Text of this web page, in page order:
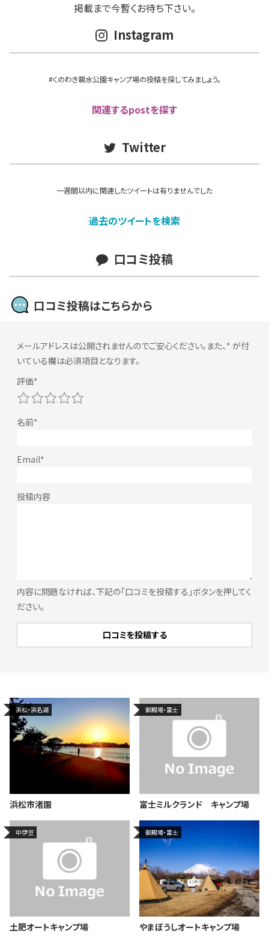
掲載まで今暫くお待ち下さい。
Instagram
#くのわき親水公園キャンプ場の投稿を探してみましょう。
関連するpostを探す
Twitter
一週間以内に関連したツイートは有りませんでした
過去のツイートを検索
口コミ投稿
口コミ投稿はこちらから
メールアドレスは公開されませんのでご安心ください。また、* が付
いている欄は必須項目となります。
内容に問題なければ、下記の「口コミを投稿する」ボタンを押してく
ださい。
5
4
3
2
浜松・浜名湖
浜松市渚園
御殿場・富士
富士ミルクランド キャンプ場
中伊豆
土肥オートキャンプ場
御殿場・富士
やまぼうしオートキャンプ場